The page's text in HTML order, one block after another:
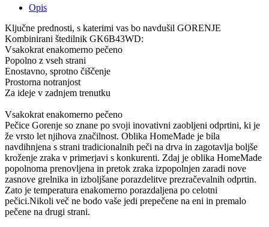
Opis
Ključne prednosti, s katerimi vas bo navdušil GORENJE
Kombinirani štedilnik GK6B43WD:
Vsakokrat enakomerno pečeno
Popolno z vseh strani
Enostavno, sprotno čiščenje
Prostorna notranjost
Za ideje v zadnjem trenutku
Vsakokrat enakomerno pečeno
Pečice Gorenje so znane po svoji inovativni zaobljeni odprtini, ki je
že vrsto let njihova značilnost. Oblika HomeMade je bila
navdihnjena s strani tradicionalnih peči na drva in zagotavlja boljše
kroženje zraka v primerjavi s konkurenti. Zdaj je oblika HomeMade
popolnoma prenovljena in pretok zraka izpopolnjen zaradi nove
zasnove grelnika in izboljšane porazdelitve prezračevalnih odprtin.
Zato je temperatura enakomerno porazdaljena po celotni
pečici.Nikoli več ne bodo vaše jedi prepečene na eni in premalo
pečene na drugi strani.